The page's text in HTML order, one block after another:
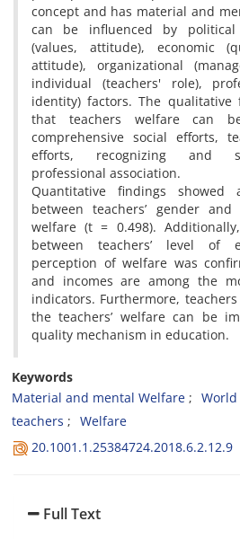
concept and has material and
can be influenced by political
(values, attitude), economic
attitude), organizational
individual (teachers' role),
identity) factors. The qualitative
that teachers welfare can
comprehensive social efforts,
efforts, recognizing and
professional association.
Quantitative findings showed
between teachers’ gender
welfare (t = 0.498).
between teachers’ level of
perception of welfare was
and incomes are among the
indicators. Furthermore,
the teachers’ welfare can be
quality mechanism in education.
Keywords
Material and mental Welfare
teachers
Welfare
20.1001.1.25384724.2018.6.2.12.9
Full Text